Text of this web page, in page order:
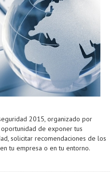
2015, organizado por
de exponer tus
solicitar recomendaciones de los
tu empresa o en tu entorno.